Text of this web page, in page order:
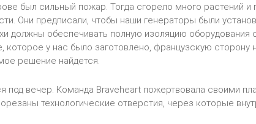
был сильный пожар. Тогда сгорело много растений и
Они предписали, чтобы наши генераторы были
должны обеспечивать полную изоляцию оборудования
у нас было заготовлено, французскую сторону
решение найдется.
под вечер. Команда Braveheart пожертвовала своими
технологические отверстия, через которые